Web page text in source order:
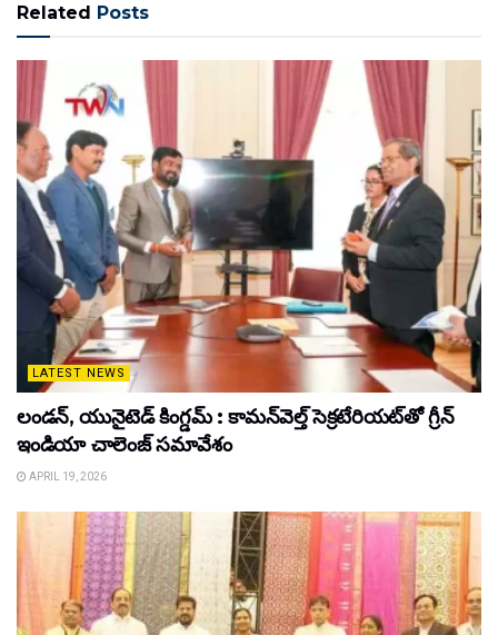
Related Posts
LATEST NEWS
లండన్, యునైటెడ్ కింగ్డమ్ : కామన్‌వెల్త్ సెక్రటేరియట్‌తో గ్రీన్
ఇండియా చాలెంజ్ సమావేశం
APRIL 19, 2026